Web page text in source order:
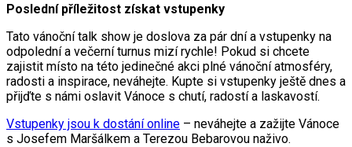
Poslední příležitost získat vstupenky
Tato vánoční talk show je doslova za pár dní a vstupenky na
odpolední a večerní turnus mizí rychle! Pokud si chcete
zajistit místo na této jedinečné akci plné vánoční atmosféry,
radosti a inspirace, neváhejte. Kupte si vstupenky ještě dnes a
přijďte s námi oslavit Vánoce s chutí, radostí a laskavostí.
Vstupenky jsou k dostání online – neváhejte a zažijte Vánoce
s Josefem Maršálkem a Terezou Bebarovou naživo.